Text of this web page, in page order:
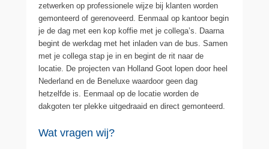
zetwerken op professionele wijze bij klanten worden
gemonteerd of gerenoveerd. Eenmaal op kantoor begin
je de dag met een kop koffie met je collega’s. Daarna
begint de werkdag met het inladen van de bus. Samen
met je collega stap je in en begint de rit naar de
locatie. De projecten van Holland Goot lopen door heel
Nederland en de Beneluxe waardoor geen dag
hetzelfde is. Eenmaal op de locatie worden de
dakgoten ter plekke uitgedraaid en direct gemonteerd.
Wat vragen wij?